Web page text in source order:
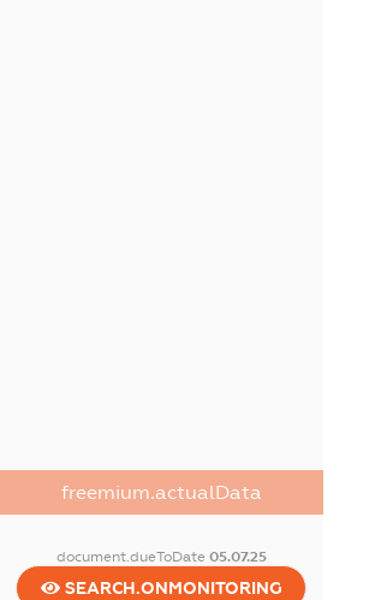
freemium.actualData
document.dueToDate 05.07.25
SEARCH.ONMONITORING